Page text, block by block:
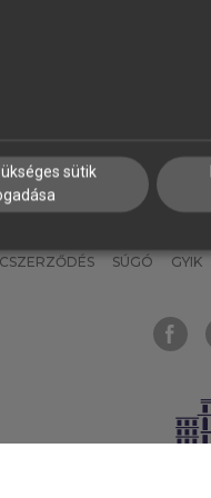
SÚGÓ GYIK
sütik